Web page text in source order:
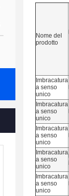
Nome del
prodotto
Imbracatura
a senso
unico
Imbracatura
a senso
unico
Imbracatura
a senso
unico
Imbracatura
a senso
unico
Imbracatura
a senso
unico